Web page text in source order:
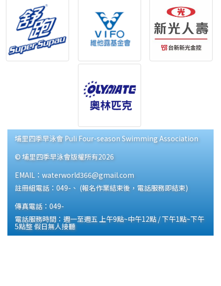
埔里四季早泳會 Puli Four-season Swimming Association
© 埔里四季早泳會版權所有2026
EMAIL：waterworld366@gmail.com
註冊組電話：049-、 (報名作業結束後，電話服務即結束)
傳真電話：049-
電話服務時間：週一至週五 上午9點~中午12點 / 下午1點~下午
5點整 假日無人接聽